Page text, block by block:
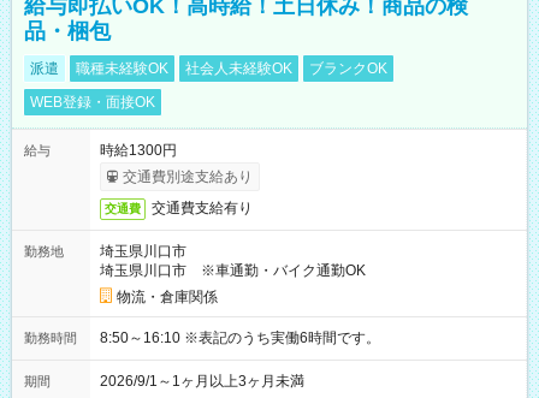
給与即払いOK！高時給！土日休み！商品の検
品・梱包
派遣 職種未経験OK 社会人未経験OK
ブランクOK
WEB登録・面接OK
給与
時給1300円
交通費別途支給あり
交通費 交通費支給有り
勤務地
埼玉県川口市
埼玉県川口市 ※車通勤・バイク通勤OK
物流・倉庫関係
勤務時間 8:50～16:10 ※表記のうち実働6時間です。
期間 2026/9/1～1ヶ月以上3ヶ月未満